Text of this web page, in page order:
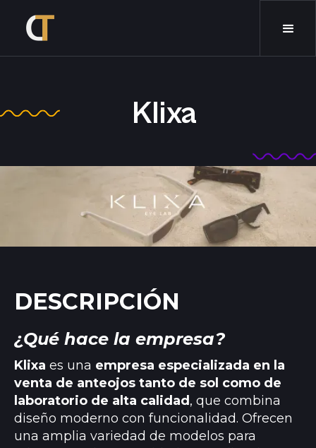
Klixa
DESCRIPCIÓN
¿Qué hace la empresa?
Klixa es una empresa especializada en la
venta de anteojos tanto de sol como de
laboratorio de alta calidad , que combina
diseño moderno con funcionalidad. Ofrecen
una amplia variedad de modelos para